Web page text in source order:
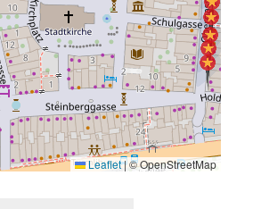
Leaflet|© OpenStreetMap